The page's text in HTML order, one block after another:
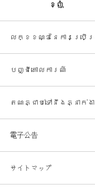
ខ្ញុំ
លក្ខខណ្ឌនៃការប្រើប្
បញ្ជី​គោលការណ៍
តណភ្ជាប់ទៅនឹងភ្នាក់ង
電子公告
サイトマップ